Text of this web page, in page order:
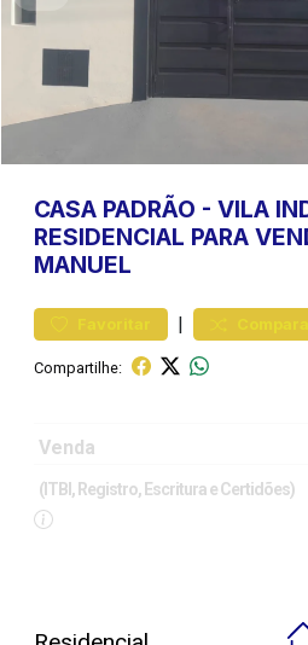
CASA PADRÃO - VILA
RESIDENCIAL PARA
MANUEL
Favoritar |
Compartilhe:
Venda
(ITBI, Registro, Escritura e Certidões)